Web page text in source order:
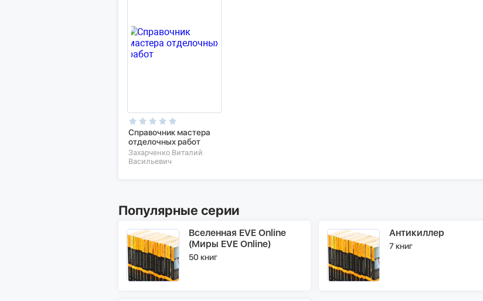
Справочник мастера
отделочных работ
Захарченко Виталий
Васильевич
Популярные серии
Вселенная EVE Online
(Миры EVE Online)
50 книг
Антикиллер
7 книг